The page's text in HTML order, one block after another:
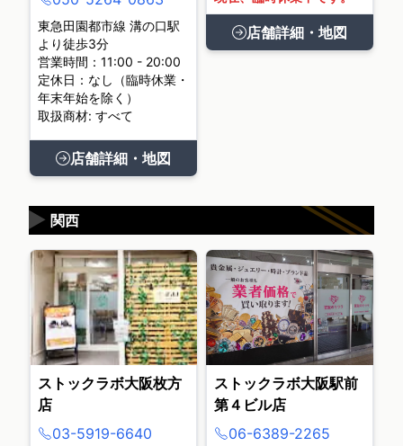
東急田園都市線 溝の口駅
より徒歩3分
営業時間：11:00 - 20:00
定休日：なし（臨時休業・
年末年始を除く）
取扱商材: すべて
店舗詳細・地図
店舗詳細・地図
関西
▶
ストックラボ大阪枚方
店
03-5919-6640
ストックラボ大阪駅前
第４ビル店
06-6389-2265